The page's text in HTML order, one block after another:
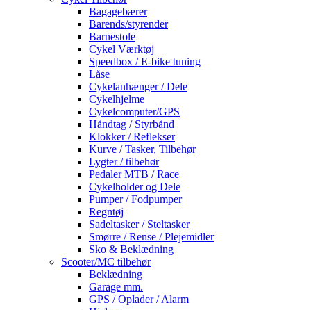
Bagagebærer
Barends/styrender
Barnestole
Cykel Værktøj
Speedbox / E-bike tuning
Låse
Cykelanhænger / Dele
Cykelhjelme
Cykelcomputer/GPS
Håndtag / Styrbånd
Klokker / Reflekser
Kurve / Tasker, Tilbehør
Lygter / tilbehør
Pedaler MTB / Race
Cykelholder og Dele
Pumper / Fodpumper
Regntøj
Sadeltasker / Steltasker
Smørre / Rense / Plejemidler
Sko & Beklædning
Scooter/MC tilbehør
Beklædning
Garage mm.
GPS / Oplader / Alarm